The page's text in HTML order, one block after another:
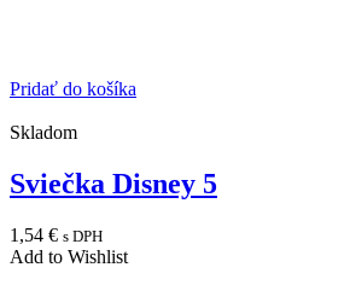
Pridať do košíka
Skladom
Sviečka Disney 5
1,54 € s DPH
Add to Wishlist